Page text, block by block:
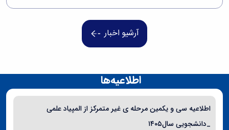
آرشیو اخبار
اطلاعیه‌ها
اطلاعیه سی و یکمین مرحله ی غیر متمرکز از المپیاد علمی
_دانشجویی سال۱۴۰۵